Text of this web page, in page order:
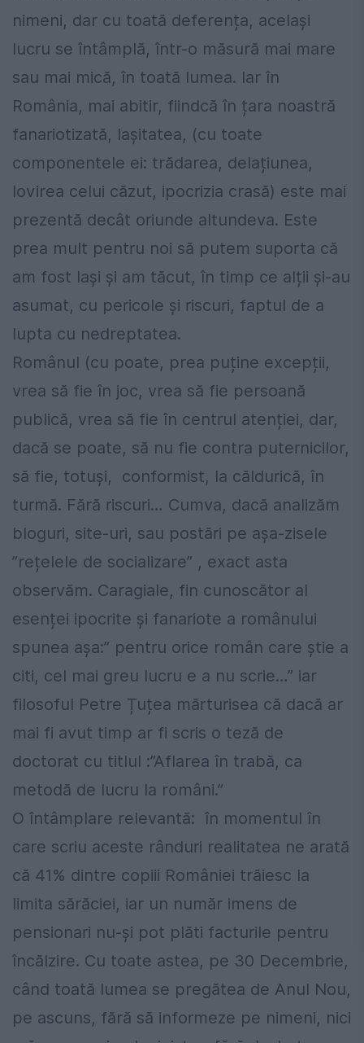
nimeni, dar cu toată deferența, același
lucru se întâmplă, într-o măsură mai mare
sau mai mică, în toată lumea. Iar în
România, mai abitir, fiindcă în țara noastră
fanariotizată, lașitatea, (cu toate
componentele ei: trădarea, delațiunea,
lovirea celui căzut, ipocrizia crasă) este mai
prezentă decât oriunde altundeva. Este
prea mult pentru noi să putem suporta că
am fost lași și am tăcut, în timp ce alții și-au
asumat, cu pericole și riscuri, faptul de a
lupta cu nedreptatea.
Românul (cu poate, prea puține excepții,
vrea să fie în joc, vrea să fie persoană
publică, vrea să fie în centrul atenției, dar,
dacă se poate, să nu fie contra puternicilor,
să fie, totuși, conformist, la căldurică, în
turmă. Fără riscuri… Cumva, dacă analizăm
bloguri, site-uri, sau postări pe așa-zisele
”rețelele de socializare” , exact asta
observăm. Caragiale, fin cunoscător al
esenței ipocrite și fanariote a românului
spunea așa:” pentru orice român care știe a
citi, cel mai greu lucru e a nu scrie…” iar
filosoful Petre Țuțea mărturisea că dacă ar
mai fi avut timp ar fi scris o teză de
doctorat cu titlul :”Aflarea în trabă, ca
metodă de lucru la români.”
O întâmplare relevantă: în momentul în
care scriu aceste rânduri realitatea ne arată
că 41% dintre copiii României trăiesc la
limita sărăciei, iar un număr imens de
pensionari nu-și pot plăti facturile pentru
încălzire. Cu toate astea, pe 30 Decembrie,
când toată lumea se pregătea de Anul Nou,
pe ascuns, fără să informeze pe nimeni, nici